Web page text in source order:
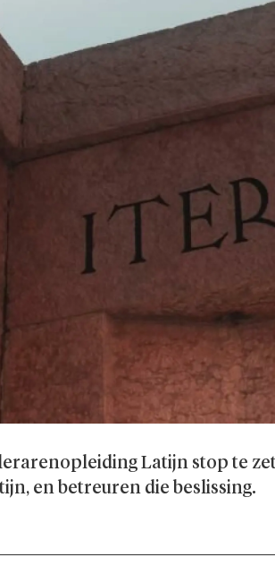
Latijn stop te
en betreuren die beslissing.